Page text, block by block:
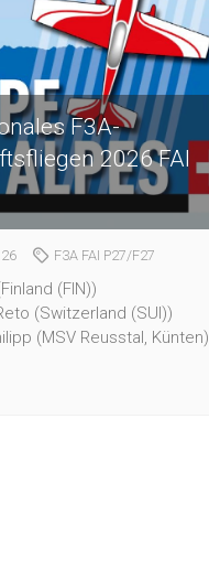
F3A-
2026 FAI
F3A FAI P27/F27
(FIN))
(Switzerland (SUI))
(MSV Reusstal, Künten)